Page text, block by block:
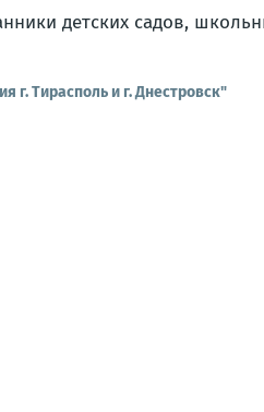
детских садов,
г. Тирасполь и г. Днестровск"